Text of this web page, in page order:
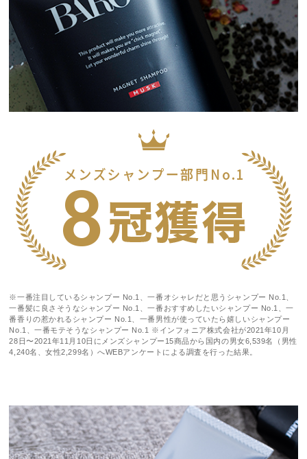
※一番注目しているシャンプー No.1、一番オシャレだと思うシャンプー No.1、
一番髪に良さそうなシャンプー No.1、一番おすすめしたいシャンプー No.1、一
番香りの惹かれるシャンプー No.1、一番男性が使っていたら嬉しいシャンプー
No.1、一番モテそうなシャンプー No.1 ※インフォニア株式会社が2021年10月
28日〜2021年11月10日にメンズシャンプー15商品から国内の男女6,539名（男性
4,240名、女性2,299名）へWEBアンケートによる調査を行った結果。